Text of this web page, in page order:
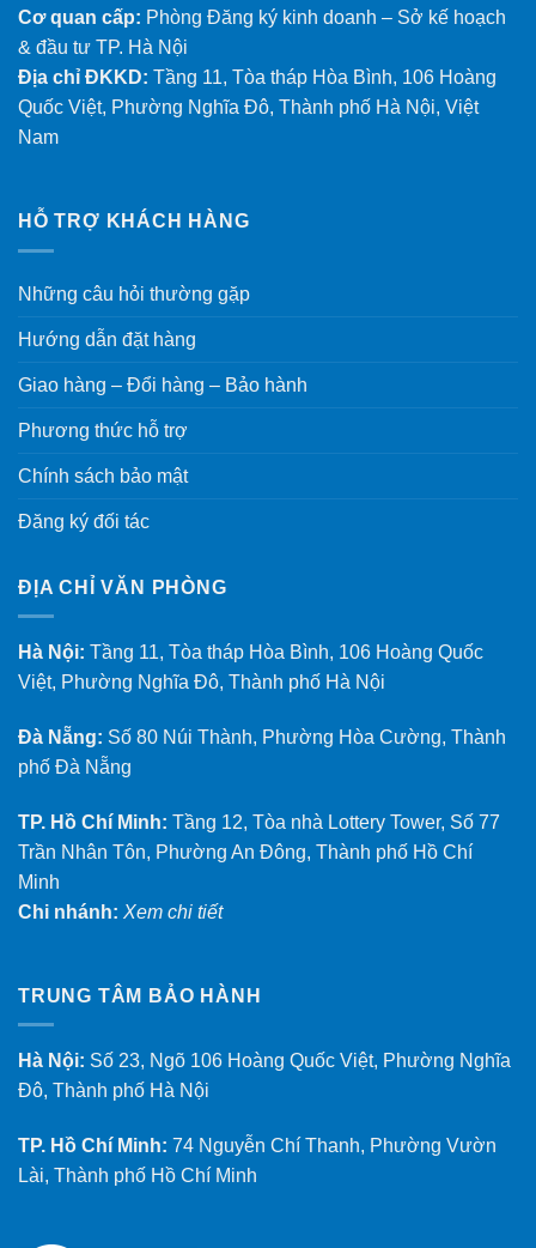
Cơ quan cấp: Phòng Đăng ký kinh doanh – Sở kế hoạch
& đầu tư TP. Hà Nội
Địa chỉ ĐKKD: Tầng 11, Tòa tháp Hòa Bình, 106 Hoàng
Quốc Việt, Phường Nghĩa Đô, Thành phố Hà Nội, Việt
Nam
HỖ TRỢ KHÁCH HÀNG
Những câu hỏi thường gặp
Hướng dẫn đặt hàng
Giao hàng – Đổi hàng – Bảo hành
Phương thức hỗ trợ
Chính sách bảo mật
Đăng ký đối tác
ĐỊA CHỈ VĂN PHÒNG
Hà Nội: Tầng 11, Tòa tháp Hòa Bình, 106 Hoàng Quốc
Việt, Phường Nghĩa Đô, Thành phố Hà Nội
Đà Nẵng: Số 80 Núi Thành, Phường Hòa Cường, Thành
phố Đà Nẵng
TP. Hồ Chí Minh: Tầng 12, Tòa nhà Lottery Tower, Số 77
Trần Nhân Tôn, Phường An Đông, Thành phố Hồ Chí
Minh
Chi nhánh: Xem chi tiết
TRUNG TÂM BẢO HÀNH
Hà Nội: Số 23, Ngõ 106 Hoàng Quốc Việt, Phường Nghĩa
Đô, Thành phố Hà Nội
TP. Hồ Chí Minh: 74 Nguyễn Chí Thanh, Phường Vườn
Lài, Thành phố Hồ Chí Minh